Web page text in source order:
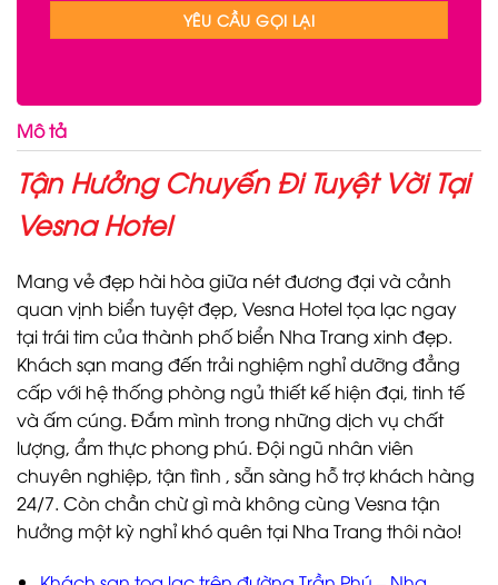
Mô tả
Tận Hưởng Chuyến Đi Tuyệt Vời Tại
Vesna Hotel
Mang vẻ đẹp hài hòa giữa nét đương đại và cảnh
quan vịnh biển tuyệt đẹp, Vesna Hotel tọa lạc ngay
tại trái tim của thành phố biển Nha Trang xinh đẹp.
Khách sạn mang đến trải nghiệm nghỉ dưỡng đẳng
cấp với hệ thống phòng ngủ thiết kế hiện đại, tinh tế
và ấm cúng. Đắm mình trong những dịch vụ chất
lượng, ẩm thực phong phú. Đội ngũ nhân viên
chuyên nghiệp, tận tình , sẵn sàng hỗ trợ khách hàng
24/7. Còn chần chừ gì mà không cùng Vesna tận
hưởng một kỳ nghỉ khó quên tại Nha Trang thôi nào!